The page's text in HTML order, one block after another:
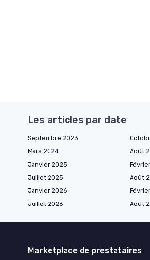
Les articles par date
Septembre 2023
Mars 2024
Août
Janvier 2025
Juillet 2025
Août
Janvier 2026
Juillet 2026
Août
Marketplace de prestataires